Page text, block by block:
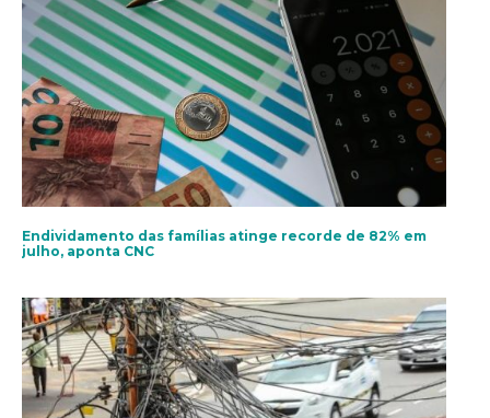
Endividamento das famílias atinge recorde de 82% em
julho, aponta CNC